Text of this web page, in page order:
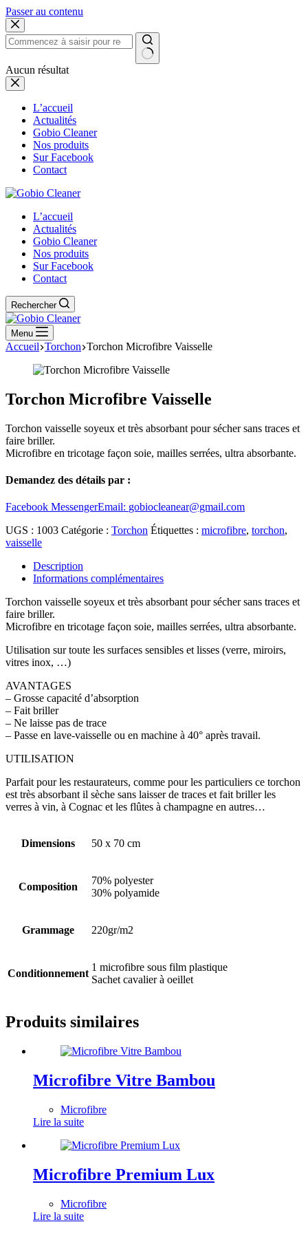
Passer au contenu
Aucun résultat
L’accueil
Actualités
Gobio Cleaner
Nos produits
Sur Facebook
Contact
L’accueil
Actualités
Gobio Cleaner
Nos produits
Sur Facebook
Contact
Rechercher
Menu
Accueil Torchon Torchon Microfibre Vaisselle
Torchon Microfibre Vaisselle
Torchon vaisselle soyeux et très absorbant pour sécher sans traces et
faire briller.
Microfibre en tricotage façon soie, mailles serrées, ultra absorbante.
Demandez des détails par :
Facebook MessengerEmail: gobiocleanear@gmail.com
UGS : 1003 Catégorie : Torchon Étiquettes : microfibre, torchon,
vaisselle
Description
Informations complémentaires
Torchon vaisselle soyeux et très absorbant pour sécher sans traces et
faire briller.
Microfibre en tricotage façon soie, mailles serrées, ultra absorbante.
Utilisation sur toute les surfaces sensibles et lisses (verre, miroirs,
vitres inox, …)
AVANTAGES
– Grosse capacité d’absorption
– Fait briller
– Ne laisse pas de trace
– Passe en lave-vaisselle ou en machine à 40° après travail.
UTILISATION
Parfait pour les restaurateurs, comme pour les particuliers ce torchon
est très absorbant il sèche sans laisser de traces et fait briller les
verres à vin, à Cognac et les flûtes à champagne en autres…
Dimensions 50 x 70 cm
Composition
70% polyester
30% polyamide
Grammage 220gr/m2
Conditionnement
1 microfibre sous film plastique
Sachet cavalier à oeillet
Produits similaires
Microfibre Vitre Bambou
Microfibre
Lire la suite
Microfibre Premium Lux
Microfibre
Lire la suite